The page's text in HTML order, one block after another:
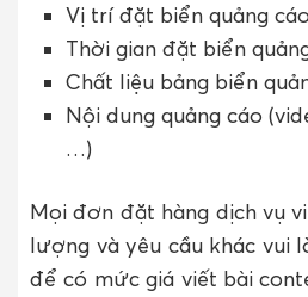
Vị trí đặt biển quảng cáo
Thời gian đặt biển
Chất liệu bảng biển
Nội dung quảng cáo
…)
Mọi đơn đặt hàng dịch vụ
lượng và yêu cầu khác vui
để có mức giá viết bài